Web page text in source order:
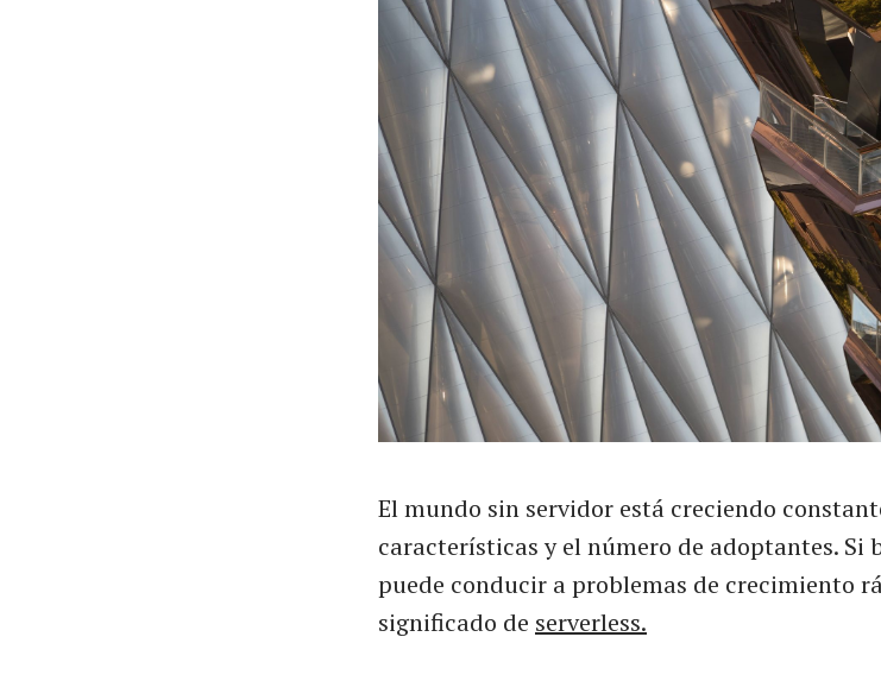
El mundo sin servidor está creciendo
características y el número de adoptantes. Si
puede conducir a problemas de crecimiento
significado de serverless.